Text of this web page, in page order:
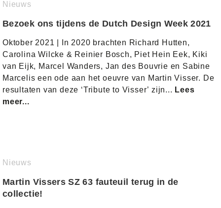
Nieuws
Bezoek ons tijdens de Dutch Design Week 2021
Oktober 2021 | In 2020 brachten Richard Hutten,
Carolina Wilcke & Reinier Bosch, Piet Hein Eek, Kiki
van Eijk, Marcel Wanders, Jan des Bouvrie en Sabine
Marcelis een ode aan het oeuvre van Martin Visser. De
resultaten van deze ‘Tribute to Visser’ zijn... Lees
meer...
Nieuws
Martin Vissers SZ 63 fauteuil terug in de
collectie!